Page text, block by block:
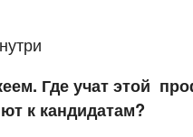
Где учат этой
к кандидатам?